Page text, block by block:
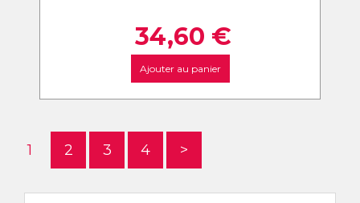
34,60 €
Ajouter au panier
1 2 3 4 >